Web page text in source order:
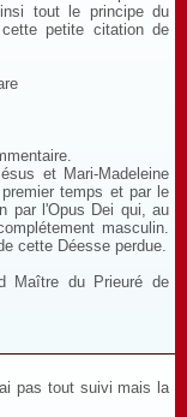
tout le principe du
petite citation de
et Mari-Madeleine
temps et par le
par l'Opus Dei qui, au
masculin.
cette Déesse perdue.
Maître du Prieuré de
pas tout suivi mais la